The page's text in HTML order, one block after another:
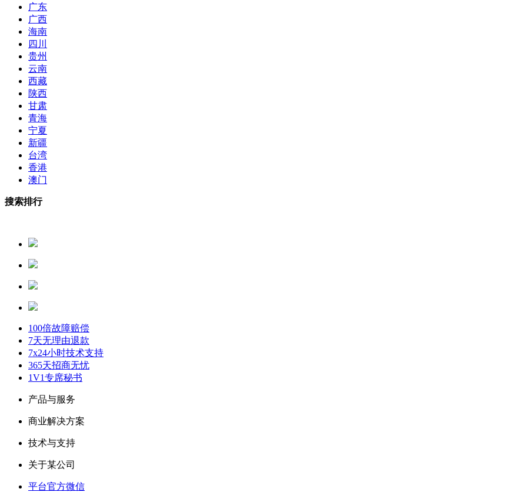
广东
广西
海南
四川
贵州
云南
西藏
陕西
甘肃
青海
宁夏
新疆
台湾
香港
澳门
搜索排行
100倍故障赔偿
7天无理由退款
7x24小时技术支持
365天招商无忧
1V1专席秘书
产品与服务
商业解决方案
技术与支持
关于某公司
平台官方微信